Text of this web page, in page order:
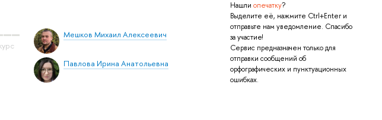
Нашли опечатку?
Выделите её, нажмите Ctrl+Enter и
отправьте нам уведомление. Спасибо
за участие!
Сервис предназначен только для
отправки сообщений об
орфографических и пунктуационных
ошибках.
Мешков Михаил Алексеевич
Павлова Ирина Анатольевна